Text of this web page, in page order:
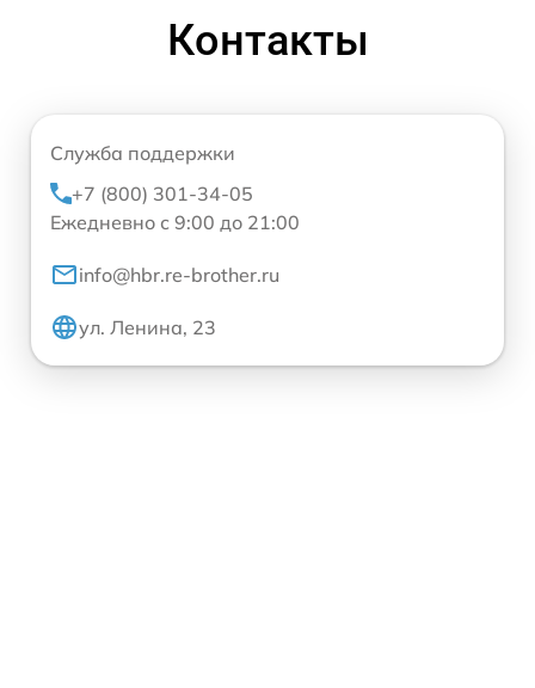
Контакты
Служба поддержки
+7 (800) 301-34-05
Ежедневно с 9:00 до 21:00
info@hbr.re-brother.ru
ул. Ленина, 23